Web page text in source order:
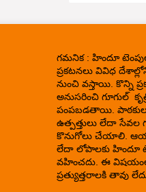
గమనిక : హిందూ
ప్రకటనలు వివిధ
నుంచి వస్తాయి. కొన్ని
అనుసరించి గూగుల్
పంపబడతాయి. పాఠకుల
ఉత్పత్తులు లేదా
కొనుగోలు చేయాలి. ఆయా
లేదా లోపాలకు హిందూ
వహించదు. ఈ
ప్రత్యుత్తరాలకి తావు